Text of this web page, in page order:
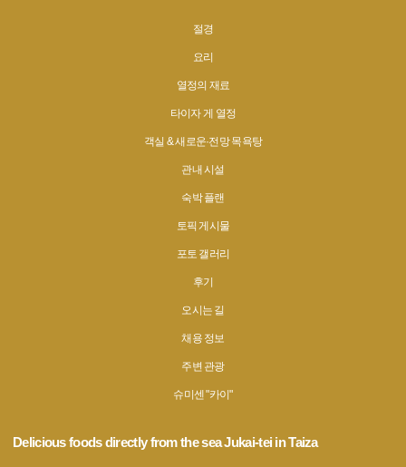
절경
요리
열정의 재료
타이자 게 열정
객실 & 새로운·전망 목욕탕
관내 시설
숙박 플랜
토픽 게시물
포토 갤러리
후기
오시는 길
채용 정보
주변 관광
슈미센 "카이"
Delicious foods directly from the sea Jukai-tei in Taiza